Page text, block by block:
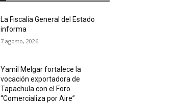
La Fiscalía General del Estado
informa
7 agosto, 2026
Yamil Melgar fortalece la
vocación exportadora de
Tapachula con el Foro
“Comercializa por Aire”